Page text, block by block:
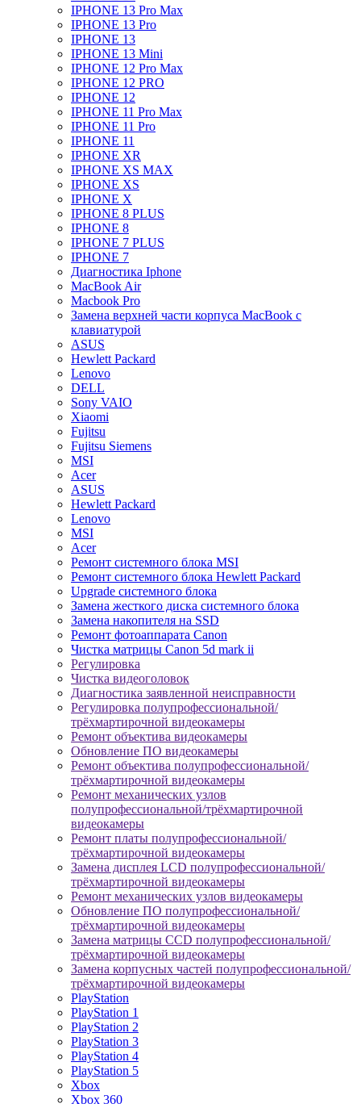
IPHONE 13 Pro Max
IPHONE 13 Pro
IPHONE 13
IPHONE 13 Mini
IPHONE 12 Pro Max
IPHONE 12 PRO
IPHONE 12
IPHONE 11 Pro Max
IPHONE 11 Pro
IPHONE 11
IPHONE XR
IPHONE XS MAX
IPHONE XS
IPHONE X
IPHONE 8 PLUS
IPHONE 8
IPHONE 7 PLUS
IPHONE 7
Диагностика Iphone
MacBook Air
Macbook Pro
Замена верхней части корпуса MacBook с
клавиатурой
ASUS
Hewlett Packard
Lenovo
DELL
Sony VAIO
Xiaomi
Fujitsu
Fujitsu Siemens
MSI
Acer
ASUS
Hewlett Packard
Lenovo
MSI
Acer
Ремонт системного блока MSI
Ремонт системного блока Hewlett Packard
Upgrade системного блока
Замена жесткого диска системного блока
Замена накопителя на SSD
Ремонт фотоаппарата Canon
Чистка матрицы Canon 5d mark ii
Регулировка
Чистка видеоголовок
Диагностика заявленной неисправности
Регулировка полупрофессиональной/
трёхмартирочной видеокамеры
Ремонт объектива видеокамеры
Обновление ПО видеокамеры
Ремонт объектива полупрофессиональной/
трёхмартирочной видеокамеры
Ремонт механических узлов
полупрофессиональной/трёхмартирочной
видеокамеры
Ремонт платы полупрофессиональной/
трёхмартирочной видеокамеры
Замена дисплея LCD полупрофессиональной/
трёхмартирочной видеокамеры
Ремонт механических узлов видеокамеры
Обновление ПО полупрофессиональной/
трёхмартирочной видеокамеры
Замена матрицы CCD полупрофессиональной/
трёхмартирочной видеокамеры
Замена корпусных частей полупрофессиональной/
трёхмартирочной видеокамеры
PlayStation
PlayStation 1
PlayStation 2
PlayStation 3
PlayStation 4
PlayStation 5
Xbox
Xbox 360